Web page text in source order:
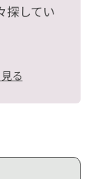
探してい
る